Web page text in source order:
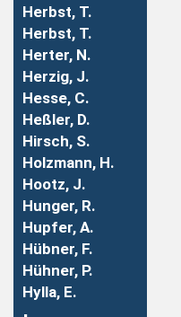
Herbst, T.
Herbst, T.
Herter, N.
Herzig, J.
Hesse, C.
Heßler, D.
Hirsch, S.
Holzmann, H.
Hootz, J.
Hunger, R.
Hupfer, A.
Hübner, F.
Hühner, P.
Hylla, E.